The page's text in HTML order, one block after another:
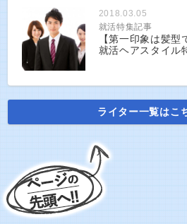
2018.03.05
就活特集記事
【第一印象は髪型
就活ヘアスタイル
ライター一覧はこ